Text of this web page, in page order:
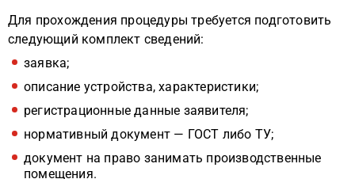
Для прохождения процедуры требуется подготовить
следующий комплект сведений:
заявка;
описание устройства, характеристики;
регистрационные данные заявителя;
нормативный документ — ГОСТ либо ТУ;
документ на право занимать производственные
помещения.